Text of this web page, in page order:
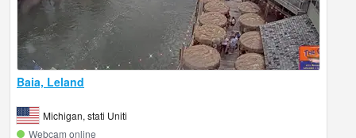
Baia, Leland
Michigan, stati Uniti
Webcam online